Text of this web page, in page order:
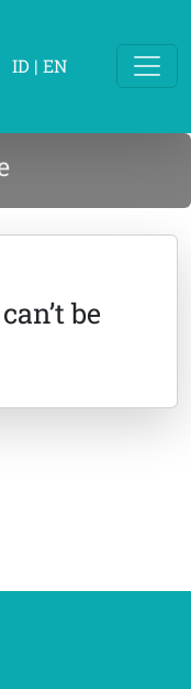
ID | EN
be